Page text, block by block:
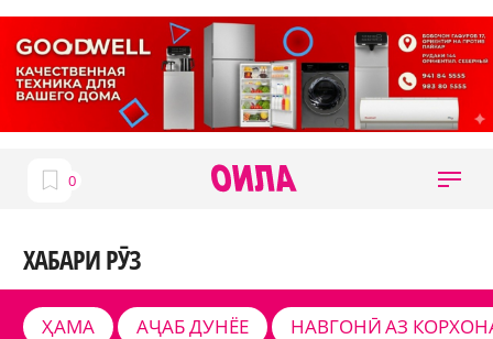
ХАБАРИ РӮЗ
ҲАМА АҶАБ ДУНЁЕ НАВГОНӢ АЗ